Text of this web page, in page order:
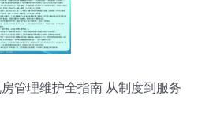
管理维护全指南 从制度到服务